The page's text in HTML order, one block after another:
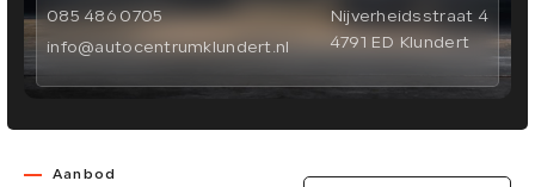
085 486 0705
info@autocentrumklundert.nl
Nijverheidsstraat 4
4791 ED Klundert
Aanbod